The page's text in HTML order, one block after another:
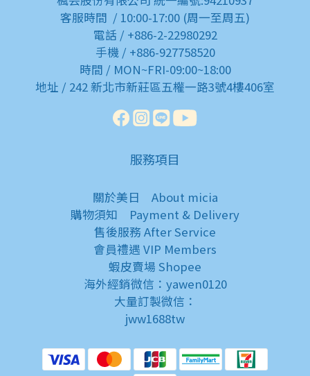
客服時間 / 10:00-17:00 (周一至周五)
電話 / +886-2-22980292
手機 / +886-927758520
時間 / MON~FRI-09:00~18:00
地址 / 242 新北市新莊區五權一路3號4樓406室
服務項目
關於美日 About micia
購物須知 Payment & Delivery
售後服務 After Service
會員禮遇 VIP Members
蝦皮賣場 Shopee
海外經銷微信：yawen0120
大量訂製微信：
jww1688tw